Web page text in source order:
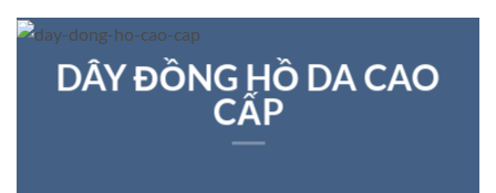
DÂY ĐỒNG HỒ DA CAO
CẤP